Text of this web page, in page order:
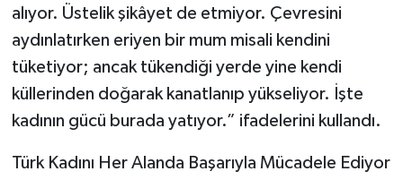
alıyor. Üstelik şikâyet de etmiyor. Çevresini
aydınlatırken eriyen bir mum misali kendini
tüketiyor; ancak tükendiği yerde yine kendi
küllerinden doğarak kanatlanıp yükseliyor. İşte
kadının gücü burada yatıyor.” ifadelerini kullandı.
Türk Kadını Her Alanda Başarıyla Mücadele Ediyor